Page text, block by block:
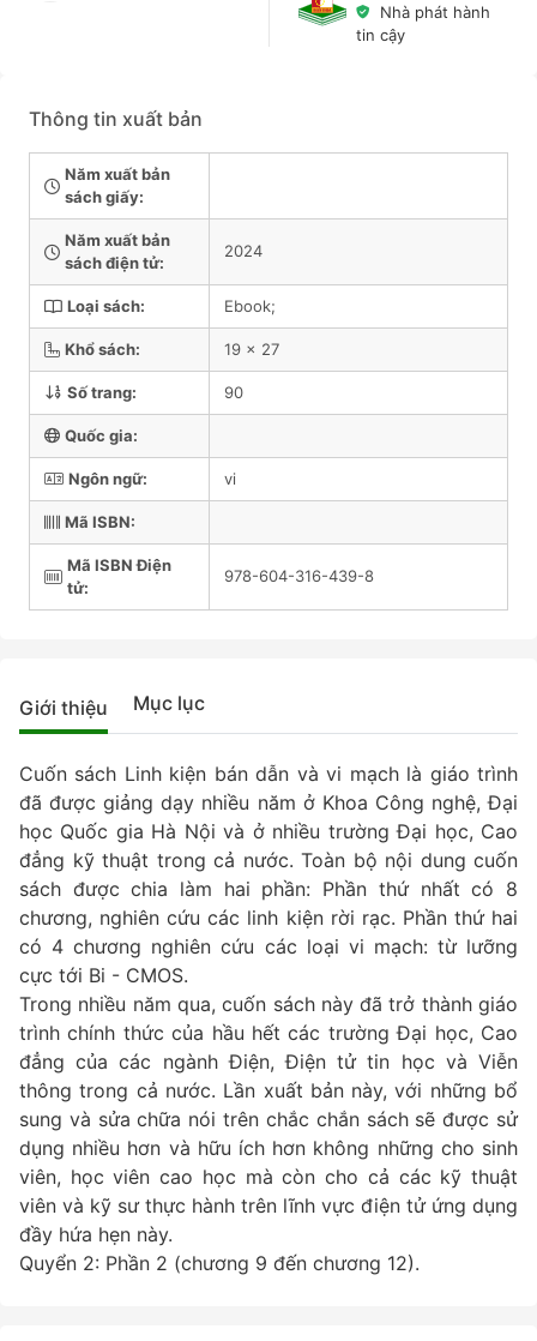
Nhà phát hành
tin cậy
Thông tin xuất bản
Năm xuất bản
sách giấy:
Năm xuất bản
sách điện tử:
2024
Loại sách: Ebook;
Khổ sách: 19 x 27
Số trang: 90
Quốc gia:
Ngôn ngữ: vi
Mã ISBN:
Mã ISBN Điện
tử:
978-604-316-439-8
Giới thiệu Mục lục
Cuốn sách Linh kiện bán dẫn và vi mạch là giáo trình
đã được giảng dạy nhiều năm ở Khoa Công nghệ, Đại
học Quốc gia Hà Nội và ở nhiều trường Đại học, Cao
đẳng kỹ thuật trong cả nước. Toàn bộ nội dung cuốn
sách được chia làm hai phần: Phần thứ nhất có 8
chương, nghiên cứu các linh kiện rời rạc. Phần thứ hai
có 4 chương nghiên cứu các loại vi mạch: từ lưỡng
cực tới Bi - CMOS.
Trong nhiều năm qua, cuốn sách này đã trở thành giáo
trình chính thức của hầu hết các trường Đại học, Cao
đẳng của các ngành Điện, Điện tử tin học và Viễn
thông trong cả nước. Lần xuất bản này, với những bổ
sung và sửa chữa nói trên chắc chắn sách sẽ được sử
dụng nhiều hơn và hữu ích hơn không những cho sinh
viên, học viên cao học mà còn cho cả các kỹ thuật
viên và kỹ sư thực hành trên lĩnh vực điện tử ứng dụng
đầy hứa hẹn này.
Quyển 2: Phần 2 (chương 9 đến chương 12).